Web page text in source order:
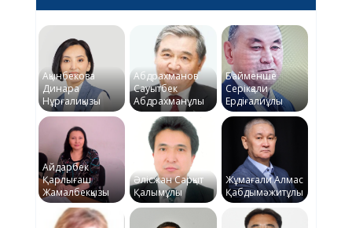
Ақынбекова
Динара
Нұрғалиқызы
Абдрахманов
Сауытбек
Абдрахманұлы
Байменше
Серікқали
Ердіғалиұлы
Айдарбек
Қарлығаш
Жамалбекқызы
Әлісжан Сарқыт
Қалымұлы
Жұмағали Алмас
Қабдымәжитұлы